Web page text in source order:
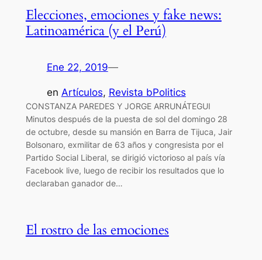
Elecciones, emociones y fake news:
Latinoamérica (y el Perú)
Ene 22, 2019—
en Artículos, Revista bPolitics
CONSTANZA PAREDES Y JORGE ARRUNÁTEGUI
Minutos después de la puesta de sol del domingo 28
de octubre, desde su mansión en Barra de Tijuca, Jair
Bolsonaro, exmilitar de 63 años y congresista por el
Partido Social Liberal, se dirigió victorioso al país vía
Facebook live, luego de recibir los resultados que lo
declaraban ganador de…
El rostro de las emociones